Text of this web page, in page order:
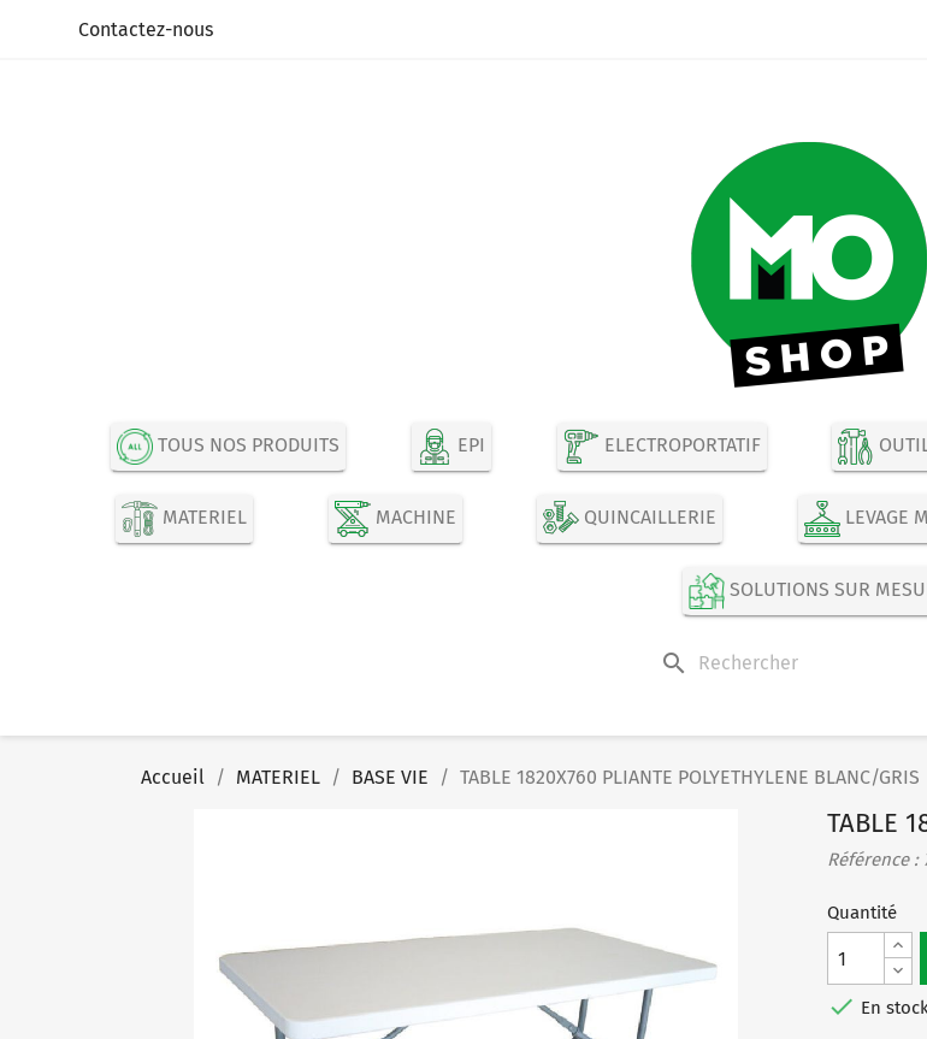
Contactez-nous
TOUS NOS PRODUITS EPI ELECTROPORTATIF
MATERIEL MACHINE QUINCAILLERIE LEVAGE
SOLUTIONS SUR
search
Accueil MATERIEL BASE VIE TABLE 1820X760 PLIANTE POLYETHYLENE BLANC/GRIS
TABLE
Référence :
Quantité
 En